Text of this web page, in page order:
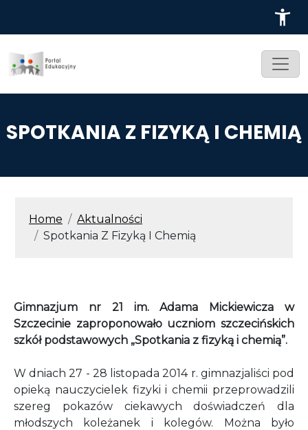
SPOTKANIA Z FIZYKĄ I CHEMIĄ
ŚCIEŻKA NAWIGACYJNA
Home
Aktualności
Spotkania Z Fizyką I Chemią
Gimnazjum nr 21 im. Adama Mickiewicza w
Szczecinie zaproponowało uczniom szczecińskich
szkół podstawowych „Spotkania z fizyką i chemią”.
W dniach 27 - 28 listopada 2014 r. gimnazjaliści pod
opieką nauczycielek fizyki i chemii przeprowadzili
szereg pokazów ciekawych doświadczeń dla
młodszych koleżanek i kolegów. Można było